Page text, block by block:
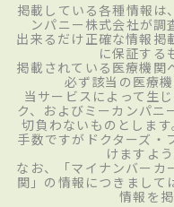
掲載している各種情報は
ンパニー株式会社が調
出来るだけ正確な情報掲
に保証する
掲載されている医療機関
必ず該当の医療
当サービスによって生
ク、およびミーカンパニ
切負わないものとしま
手数ですがドクターズ・
けますよ
なお、「マイナンバーカ
関」の情報につきまして
情報を